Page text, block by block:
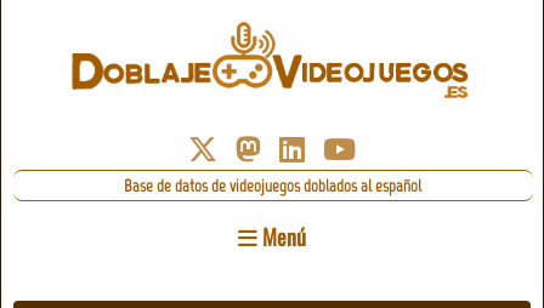
Base de datos de videojuegos doblados al español
Menú